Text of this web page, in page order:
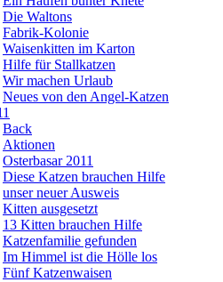
Die Waltons
Fabrik-Kolonie
Waisenkitten im Karton
Hilfe für Stallkatzen
Wir machen Urlaub
Neues von den Angel-Katzen
Back
Aktionen
Osterbasar 2011
Diese Katzen brauchen Hilfe
unser neuer Ausweis
Kitten ausgesetzt
13 Kitten brauchen Hilfe
Katzenfamilie gefunden
Im Himmel ist die Hölle los
Fünf Katzenwaisen